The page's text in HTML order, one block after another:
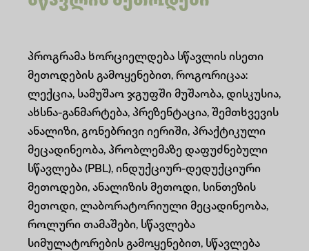
პროგრამა ხორციელდება სწავლის ისეთი
მეთოდების გამოყენებით, როგორიცაა:
ლექცია, სამუშაო ჯგუფში მუშაობა, დისკუსია,
ახსნა-განმარტება, პრეზენტაცია, შემთხვევის
ანალიზი, გონებრივი იერიში, პრაქტიკული
მეცადინეობა, პრობლემაზე დაფუძნებული
სწავლება (PBL), ინდუქციურ-დედუქციური
მეთოდები, ანალიზის მეთოდი, სინთეზის
მეთოდი, ლაბორატორიული მეცადინეობა,
როლური თამაშები, სწავლება
სიმულატორების გამოყენებით, სწავლება